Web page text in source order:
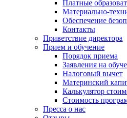
Платные
Материально-
Обеспечение
Контакты
Приветствие директора
Прием и обучение
Порядок приема
Заявления на
Налоговый вычет
Материнский
Калькулятор
Стоимость
Пресса о нас